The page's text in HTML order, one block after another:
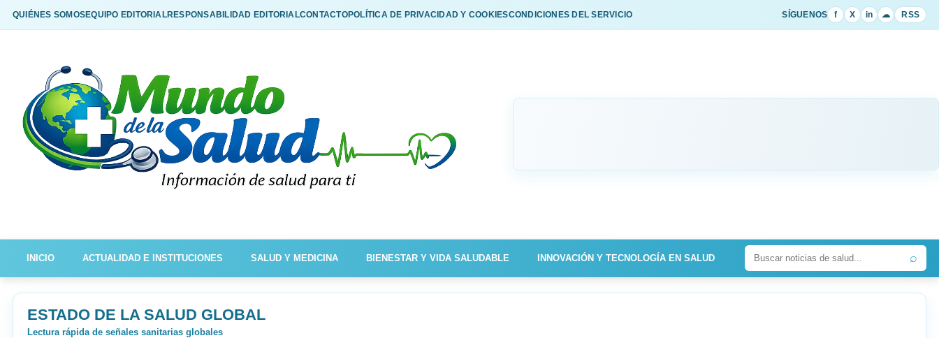
QUIÉNES SOMOSEQUIPO EDITORIALRESPONSABILIDAD EDITORIALCONTACTOPOLÍTICA DE PRIVACIDAD Y COOKIESCONDICIONES DEL SERVICIO SÍGUENOS f X in ☁ RSS
INICIO ACTUALIDAD E INSTITUCIONES SALUD Y MEDICINA BIENESTAR Y VIDA SALUDABLE INNOVACIÓN Y TECNOLOGÍA EN SALUD ⌕
ESTADO DE LA SALUD GLOBAL
Lectura rápida de señales sanitarias globales